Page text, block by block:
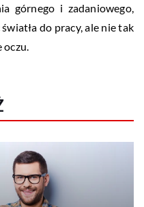
górnego i zadaniowego,
do pracy, ale nie tak